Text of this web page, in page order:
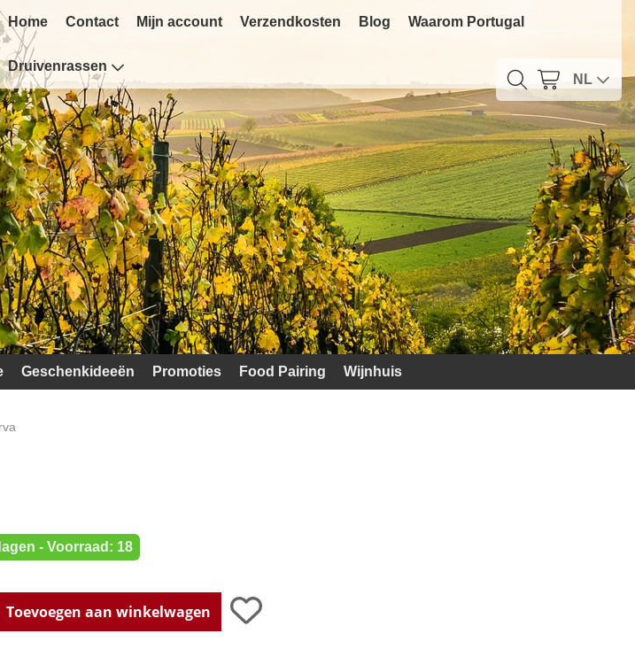
Home Contact Mijn account Verzendkosten Blog Waarom Portugal
Druivenrassen
NL
Geschenkideeën Promoties Food Pairing Wijnhuis
- Voorraad: 18